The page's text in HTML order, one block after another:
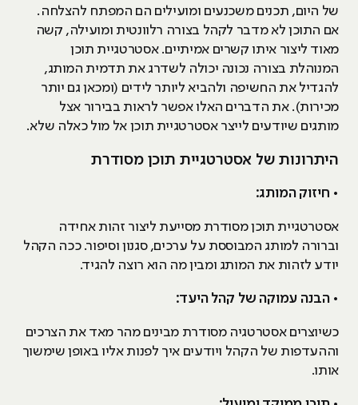
של היום, תכנים משכנעים ומועילים הם המפתח להצלחה.
אם התוכן לא מדבר לקהל בצורה רלוונטית ומועילה, קשה
מאוד ליצור איתו קשרים אמיתיים. אסטרטגיית תוכן
המנוהלת בצורה נכונה יכולה לשדרג את תדמית המותג,
להגדיל את החשיפה ולהביא ליותר לידים (ומכאן גם יותר
מכירות). את הדברים האלו אפשר לראות בבירור אצל
מותגים שיודעים לייצר אסטרטגיית תוכן אל מול כאלה שלא.
היתרונות של אסטרטגיית תוכן מסודרת
• חיזוק המותג:
אסטרטגיית תוכן מסודרת מסייעת ליצור זהות אחידה
וברורה למותג המבוססת על ערכים, סגנון וסיפור. ככה הקהל
יודע לזהות את המותג ומבין מה הוא רוצה להגיד.
• הבנה עמוקה של קהל היעד:
כשיוצרים אסטרטגיה מסודרת מבינים מהר מאד את הצרכים
וההעדפות של הקהל ויודעים איך לפנות אליו באופן שימשוך
אותו.